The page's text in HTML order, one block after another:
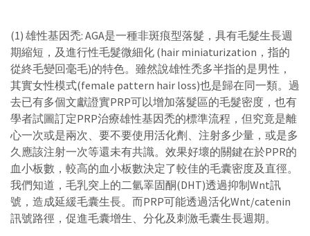
(1) 雄性基因禿: AGA是一種非斑痕型落髮，具有毛髮生長週
期縮短，及進行性毛髮微細化 (hair miniaturization，指的
從終毛變回毫毛)的特色。雖然說雄性禿多半指的是男性，
其實女性模式(female pattern hair loss)也是歸在同一類。過
去已有多個文獻證實PRP可以增加落髮區的毛髮密度，也有
學者試圖訂定PRP治療雄性基因禿的標準流程，但究竟是離
心一次或是兩次、要不要使用活化劑、注射多少量，或是多
久應該注射一次等還未有共識。效果好壞的關鍵在於PPR的
血小板數，較高的血小板數決定了較佳的毛囊密度及直徑。
我們知道，毛乳突上的二氫睪固酮(DHT)透過抑制Wnt訊
號，造成延緩毛囊生長。而PRP可能透過活化Wnt/catenin
訊號路徑，促進毛囊增生、分化及刺激毛囊生長週期。